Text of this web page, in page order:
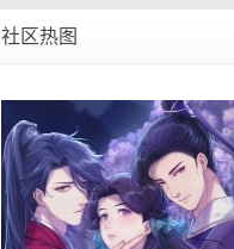
社区热图